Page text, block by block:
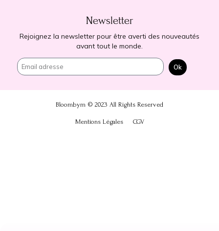
Newsletter
Rejoignez la newsletter pour être averti des nouveautés
avant tout le monde.
Ok
Bloombym © 2023 All Rights Reserved
Mentions Légales CGV